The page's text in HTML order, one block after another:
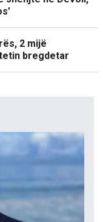
2 mijë
bregdetar